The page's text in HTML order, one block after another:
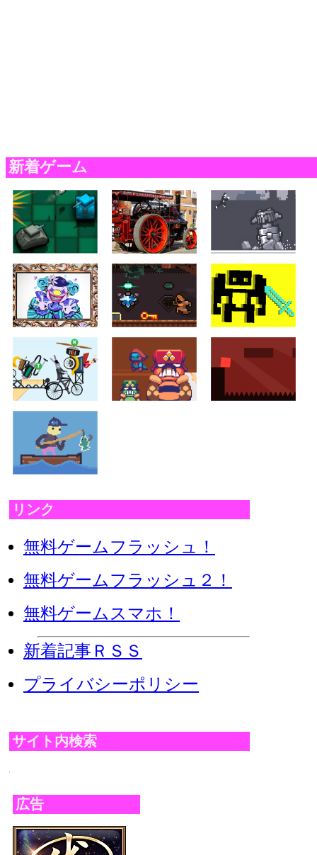
新着ゲーム
リンク
無料ゲームフラッシュ！
無料ゲームフラッシュ２！
無料ゲームスマホ！
新着記事ＲＳＳ
プライバシーポリシー
サイト内検索
広告